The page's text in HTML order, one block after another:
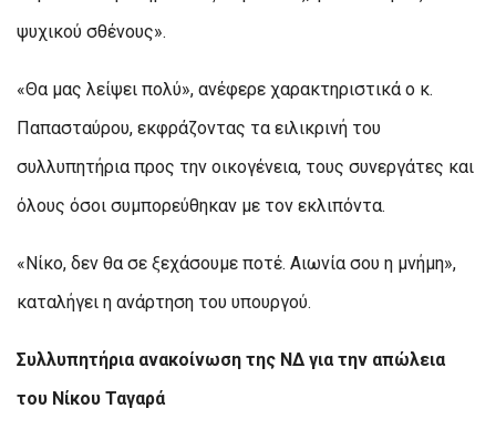
ψυχικού σθένους».
«Θα μας λείψει πολύ», ανέφερε χαρακτηριστικά ο κ.
Παπασταύρου, εκφράζοντας τα ειλικρινή του
συλλυπητήρια προς την οικογένεια, τους συνεργάτες και
όλους όσοι συμπορεύθηκαν με τον εκλιπόντα.
«Νίκο, δεν θα σε ξεχάσουμε ποτέ. Αιωνία σου η μνήμη»,
καταλήγει η ανάρτηση του υπουργού.
Συλλυπητήρια ανακοίνωση της ΝΔ για την απώλεια
του Νίκου Ταγαρά